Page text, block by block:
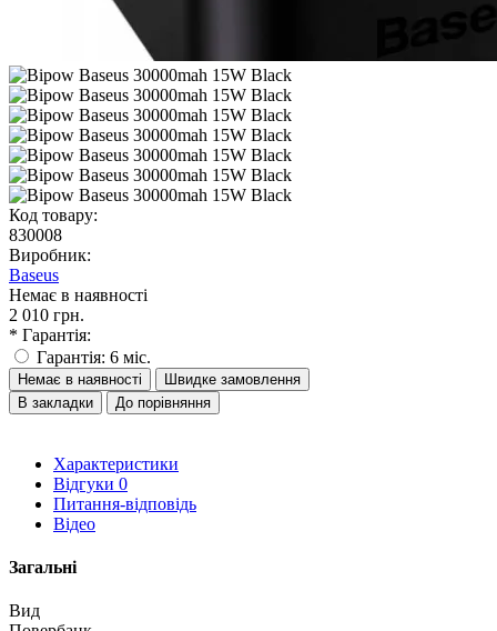
Код товару:
830008
Виробник:
Baseus
Немає в наявності
2 010 грн.
* Гарантія:
Гарантія: 6 міс.
Немає в наявності
Швидке замовлення
В закладки
До порівняння
Характеристики
Відгуки 0
Питання-відповідь
Відео
Загальні
Вид